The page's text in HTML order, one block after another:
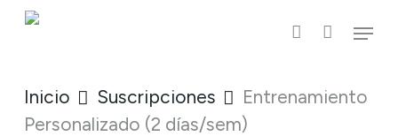
Skip
account
Menu
Inicio Suscripciones
Entrenamiento
Personalizado (2 días/sem)